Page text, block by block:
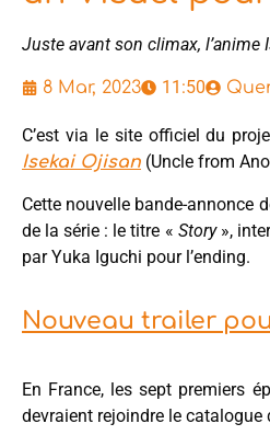
Juste avant son climax, l’anime
8 Mar, 2023 11:50
C’est via le site officiel du
Isekai Ojisan (Uncle from
Cette nouvelle bande-annonce
de la série : le titre « Story»,
par Yuka Iguchi pour l’ending.
Nouveau trailer
En France, les sept premiers
devraient rejoindre le